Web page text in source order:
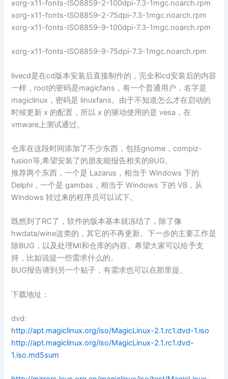
xorg-x11-fonts-ISO8859-2-100dpi-7.3-1mgc.noarch.rpm
xorg-x11-fonts-ISO8859-2-75dpi-7.3-1mgc.noarch.rpm
xorg-x11-fonts-ISO8859-9-100dpi-7.3-1mgc.noarch.rpm
xorg-x11-fonts-ISO8859-9-75dpi-7.3-1mgc.noarch.rpm
livecd是在cd版本安装后直接制作的，完全和cd安装后的内容
一样，root的密码是magicfans，有一个普通用户，名字是
magiclinux，密码是 linuxfans。由于不知道怎么才在启动的
时候更新 x 的配置，所以 x 的驱动使用的是 vesa，在
vmware上测试通过。
仓库在这段时间添加了不少东西，包括gnome，compiz-
fusion等,希望安装了的朋友能报告相关的BUG。
推荐两个东西，一个是 Lazarus，相当于 Windows 下的
Delphi，一个是 gambas，相当于 Windows 下的 VB，从
Windows 转过来的程序员可以试下。
既然到了RC了，软件的版本基本就冻结了，除了像
hwdata/wine这类的，其它的不再更新。下一步的主要工作是
除BUG，以及处理MI和仓库的内容。希望大家可以给予支
持，比如说提一些需求什么的。
BUG报告请到另一个贴子，有需求也可以在那里提。
下载地址：
dvd:
http://apt.magiclinux.org/iso/MagicLinux-2.1.rc1.dvd-1.iso
http://apt.magiclinux.org/iso/MagicLinux-2.1.rc1.dvd-
1.iso.md5sum